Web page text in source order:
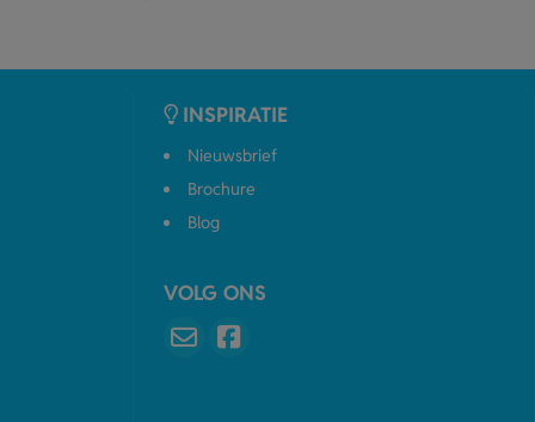
INSPIRATIE
Nieuwsbrief
Brochure
Blog
VOLG ONS